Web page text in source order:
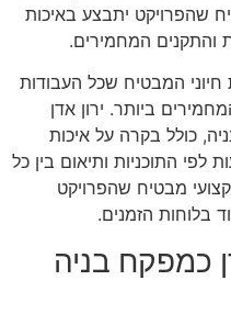
שהפרויקט יתבצע באיכות
והתקנים המחמירים.
חיוני המבטיח שכל העבודות
ביותר. ירון אדן
כולל בקרה על איכות
לפי התוכניות ותיאום בין כל
מבטיח שהפרויקט
בלוחות הזמנים.
כמפקח בניה